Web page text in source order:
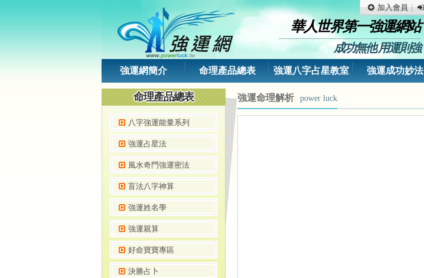
華人世界第一強運網站
成功無他 用運則強
加入會員
強運網簡介 命理產品總表 強運八字占星教室 強運成功妙法
強運命理解析 power luck
命理產品總表
八字強運能量系列
強運占星法
風水奇門強運密法
盲法八字神算
強運姓名學
強運親算
好命寶寶專區
決勝占卜